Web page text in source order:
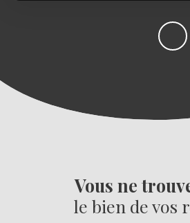
Vous ne
le bien de vos